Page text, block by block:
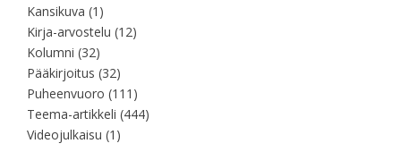
Kansikuva (1)
Kirja-arvostelu (12)
Kolumni (32)
Pääkirjoitus (32)
Puheenvuoro (111)
Teema-artikkeli (444)
Videojulkaisu (1)